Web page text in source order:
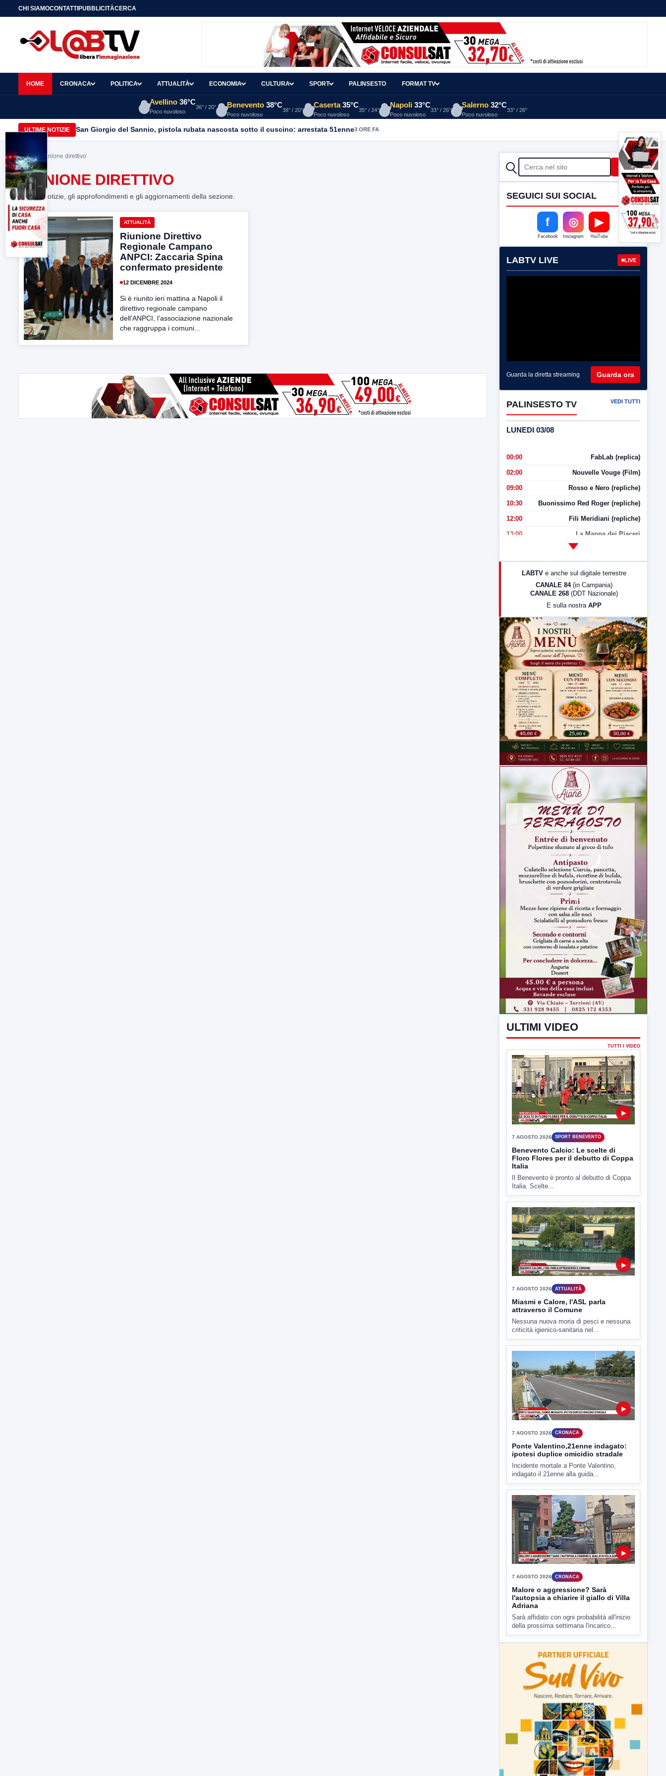
CHI SIAMOCONTATTIPUBBLICITÀCERCA
HOME CRONACA POLITICA ATTUALITÀ ECONOMIA CULTURA SPORT PALINSESTO FORMAT TV
Avellino 36°C
Poco nuvoloso
36° / 20° Benevento 38°C
Poco nuvoloso
38° / 20°
Caserta 35°C
Poco nuvoloso
35° / 24°
Napoli 33°C
Poco nuvoloso
33° / 26°
Salerno 32°C
Poco nuvoloso
33° / 26°
ULTIME NOTIZIE San Giorgio del Sannio, pistola rubata nascosta sotto il cuscino: arrestata 51enne3 ORE FA
Home> riunione direttivo
RIUNIONE DIRETTIVO
Tutte le notizie, gli approfondimenti e gli aggiornamenti della sezione.
ATTUALITÀ
Riunione Direttivo
Regionale Campano
ANPCI: Zaccaria Spina
confermato presidente
12 DICEMBRE 2024
Si è riunito ieri mattina a Napoli il
direttivo regionale campano
dell’ANPCI, l’associazione nazionale
che raggruppa i comuni...
CERCA Cerca
SEGUICI SUI SOCIAL
f
Facebook
◎
Instagram
▶
YouTube
LABTV LIVE LIVE
Guarda la diretta streaming Guarda ora
PALINSESTO TV VEDI TUTTI
LUNEDI 03/08
00:00 FabLab (replica)
02:00 Nouvelle Vouge (Film)
09:00 Rosso e Nero (repliche)
10:30 Buonissimo Red Roger (repliche)
12:00 Fili Meridiani (repliche)
13:00 La Mappa dei Piaceri
LabNews (Diretta)
23:00 LabNews (replica)
LABTV e anche sul digitale terrestre
CANALE 84 (in Campania)
CANALE 268 (DDT Nazionale)
E sulla nostra APP
ULTIMI VIDEO
TUTTI I VIDEO
Benevento Calcio: Le scelte di
Floro Flores per il debutto di Coppa
Italia
Il Benevento è pronto al debutto di Coppa
Italia. Scelte...
Miasmi e Calore, l'ASL parla
attraverso il Comune
Nessuna nuova moria di pesci e nessuna
criticità igienico-sanitaria nel...
▶
7 AGOSTO 2026
Ponte Valentino,21enne indagato:
ipotesi duplice omicidio stradale
Incidente mortale a Ponte Valentino,
indagato il 21enne alla guida...
7 AGOSTO 2026 CRONACA
Malore o aggressione? Sarà
l'autopsia a chiarire il giallo di Villa
Adriana
Sarà affidato con ogni probabilità all'inizio
della prossima settimana l'incarico...